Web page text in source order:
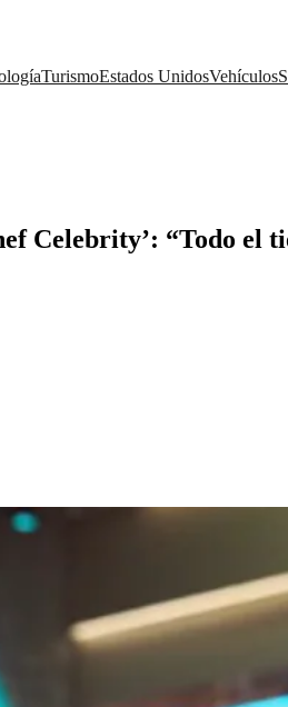
TurismoEstados UnidosVehículos
Celebrity’: “Todo el